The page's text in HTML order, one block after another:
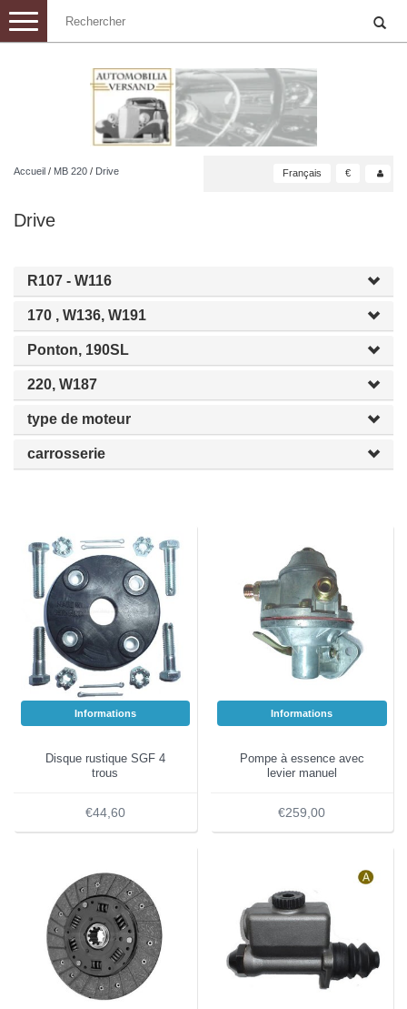
Toggle
navigation
Accueil / MB 220 / Drive Français €
Drive
R107 - W116
170 , W136, W191
Ponton, 190SL
220, W187
type de moteur
carrosserie
Informations
Disque rustique SGF 4
trous
€44,60
Informations
Pompe à essence avec
levier manuel
€259,00